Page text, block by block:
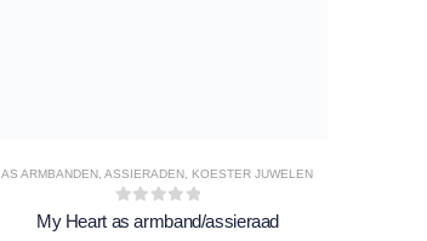
AS ARMBANDEN,ASSIERADEN, KOESTER JUWELEN
0out of 5
My Heart as armband/assieraad